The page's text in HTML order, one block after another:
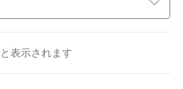
表示されます